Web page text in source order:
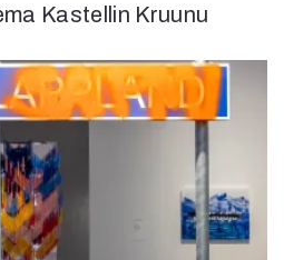
Kastellin Kruunu